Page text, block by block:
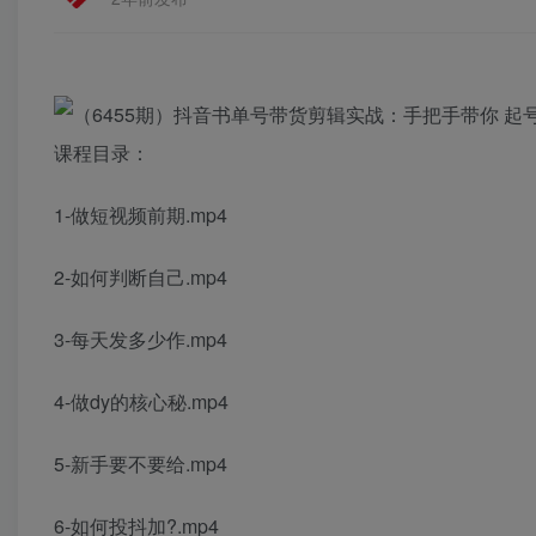
课程目录：
1-做短视频前期.mp4
2-如何判断自己.mp4
3-每天发多少作.mp4
4-做dy的核心秘.mp4
5-新手要不要给.mp4
6-如何投抖加?.mp4